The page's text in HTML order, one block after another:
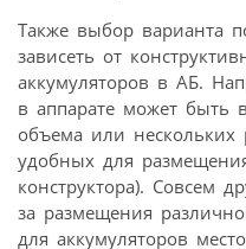
Также выбор варианта
зависеть от
аккумуляторов в АБ.
в аппарате может быть
объема или
удобных для
конструктора). Совсем
за размещения
для аккумуляторов